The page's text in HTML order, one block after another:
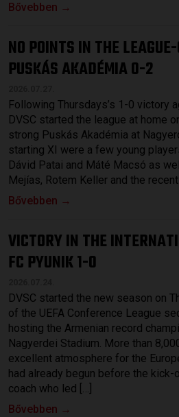
Bővebben →
NO POINTS IN THE
PUSKÁS AKADÉMIA 0-2
Following Thursdays’s 1-0 victory
DVSC started the league at home
strong Puskás Akadémia at
starting XI were a few young
Dávid Patai and Máté Macsó as
Mejías, Rotem Keller and the
Bővebben →
VICTORY IN THE
FC PYUNIK 1-0
DVSC started the new season on
of the UEFA Conference League
hosting the Armenian record
Nagyerdei Stadium. More than
excellent atmosphere for the
had already begun before the
coach who led […]
Bővebben →